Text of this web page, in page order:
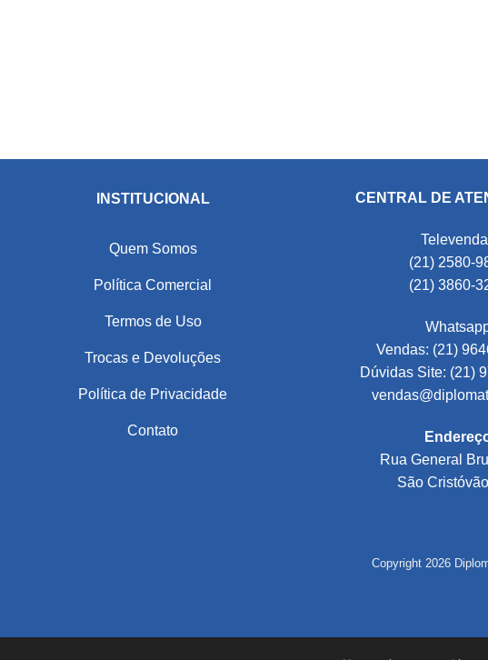
INSTITUCIONAL
Quem Somos
Política Comercial
Termos de Uso
Trocas e Devoluções
Política de Privacidade
Contato
CENTRAL DE
(21) 2580-
(21) 3860-
Vendas: (21)
Dúvidas Site: (21)
Rua General
São
Copyright 2026